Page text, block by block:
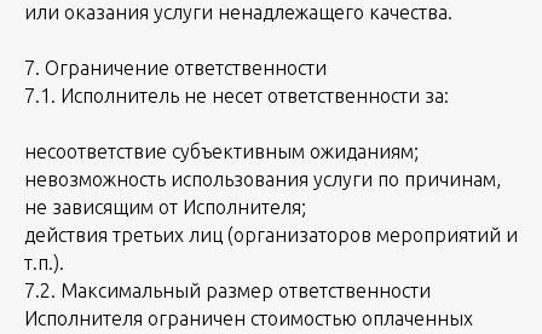
или оказания услуги ненадлежащего качества.
7. Ограничение ответственности
7.1. Исполнитель не несет ответственности за:
несоответствие субъективным ожиданиям;
невозможность использования услуги по причинам,
не зависящим от Исполнителя;
действия третьих лиц (организаторов мероприятий и
т.п.).
7.2. Максимальный размер ответственности
Исполнителя ограничен стоимостью оплаченных